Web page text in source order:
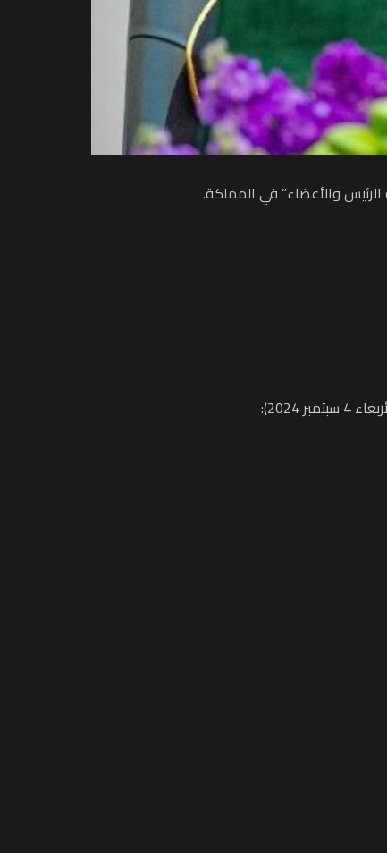
الرئيس والأعضاء” في المملكة.